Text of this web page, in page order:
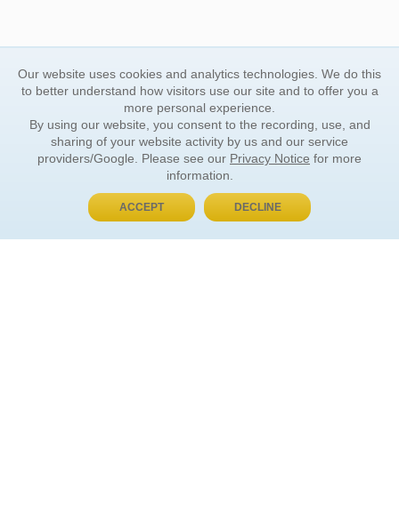
BUY NOW, PAY LATER
Our website uses cookies and analytics technologies. We do this
to better understand how visitors use our site and to offer you a
more personal experience.
By using our website, you consent to the recording, use, and
sharing of your website activity by us and our service
providers/Google. Please see our Privacy Notice for more
information.
ACCEPT DECLINE